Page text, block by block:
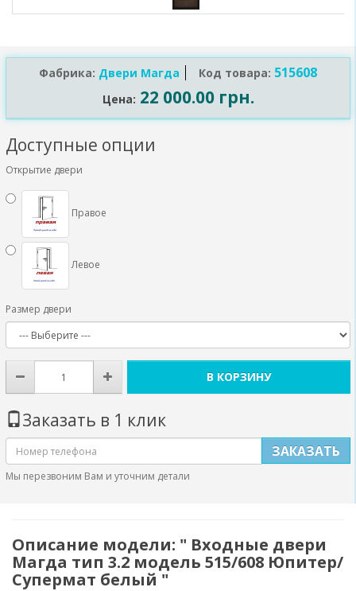
Фабрика: Двери Магда Код товара: 515608
Цена: 22 000.00 грн.
Доступные опции
Открытие двери
Правое
Левое
Размер двери
В КОРЗИНУ
Заказать в 1 клик
ЗАКАЗАТЬ
Мы перезвоним Вам и уточним детали
Описание модели: " Входные двери
Магда тип 3.2 модель 515/608 Юпитер/
Супермат белый "